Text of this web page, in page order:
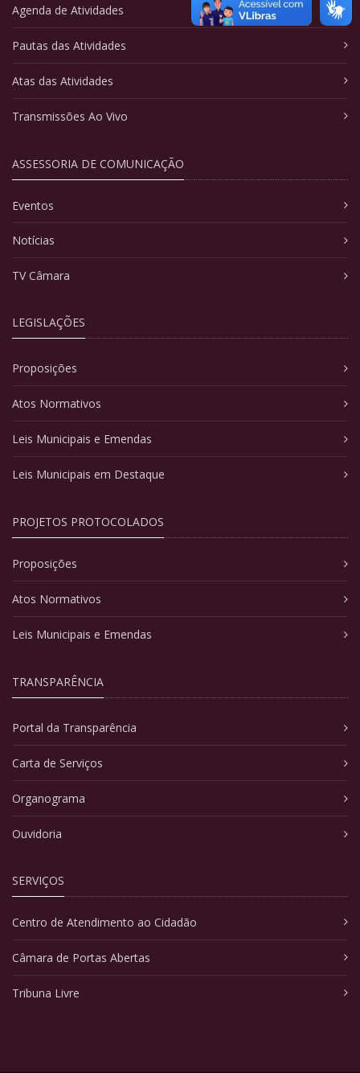
Agenda de Atividades
Pautas das Atividades
Atas das Atividades
Transmissões Ao Vivo
ASSESSORIA DE COMUNICAÇÃO
Eventos
Notícias
TV Câmara
LEGISLAÇÕES
Proposições
Atos Normativos
Leis Municipais e Emendas
Leis Municipais em Destaque
PROJETOS PROTOCOLADOS
Proposições
Atos Normativos
Leis Municipais e Emendas
TRANSPARÊNCIA
Portal da Transparência
Carta de Serviços
Organograma
Ouvidoria
SERVIÇOS
Centro de Atendimento ao Cidadão
Câmara de Portas Abertas
Tribuna Livre